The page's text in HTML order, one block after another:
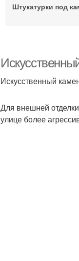
Штукатурки под
Искусственный
Для внешней
улице более